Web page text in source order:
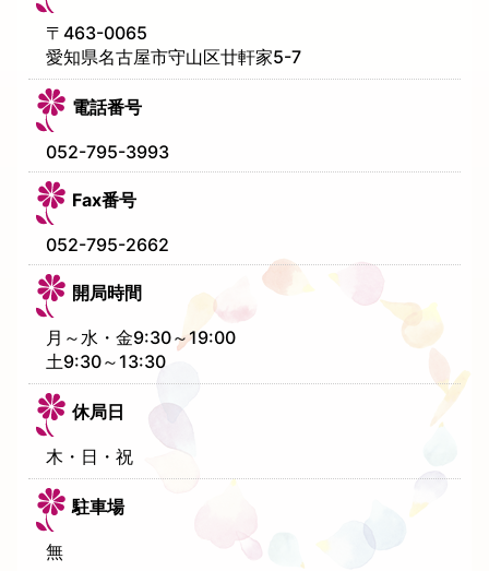
〒 463-0065
愛知県名古屋市守山区廿軒家5-7
電話番号
052-795-3993
Fax番号
052-795-2662
開局時間
月～水・金9:30～19:00
土9:30～13:30
休局日
木・日・祝
駐車場
無